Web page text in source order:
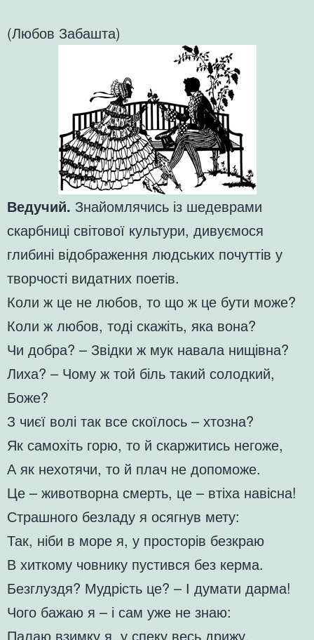
(Любов Забашта)
Ведучий. Знайомлячись із шедеврами
скарбниці світової культури, дивуємося
глибині відображення людських почуттів у
творчості видатних поетів.
Коли ж це не любов, то що ж це бути може?
Коли ж любов, тоді скажіть, яка вона?
Чи добра? – Звідки ж мук навала нищівна?
Лиха? – Чому ж той біль такий солодкий,
Боже?
З чиєї волі так все скоїлось – хтозна?
Як самохіть горю, то й скаржитись негоже,
А як нехотячи, то й плач не допоможе.
Це – животворна смерть, це – втіха навісна!
Страшного безладу я осягнув мету:
Так, ніби в море я, у просторів безкраю
В хиткому човнику пустився без керма.
Безглуздя? Мудрість це? – І думати дарма!
Чого бажаю я – і сам уже не знаю:
Палаю взимку я, у спеку весь дрижу.